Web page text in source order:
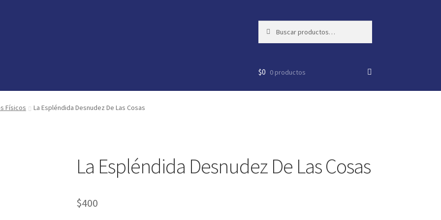
por:
$0 0 productos
Físicos La Espléndida Desnudez De Las Cosas
La Espléndida Desnudez De Las Cosas
$400